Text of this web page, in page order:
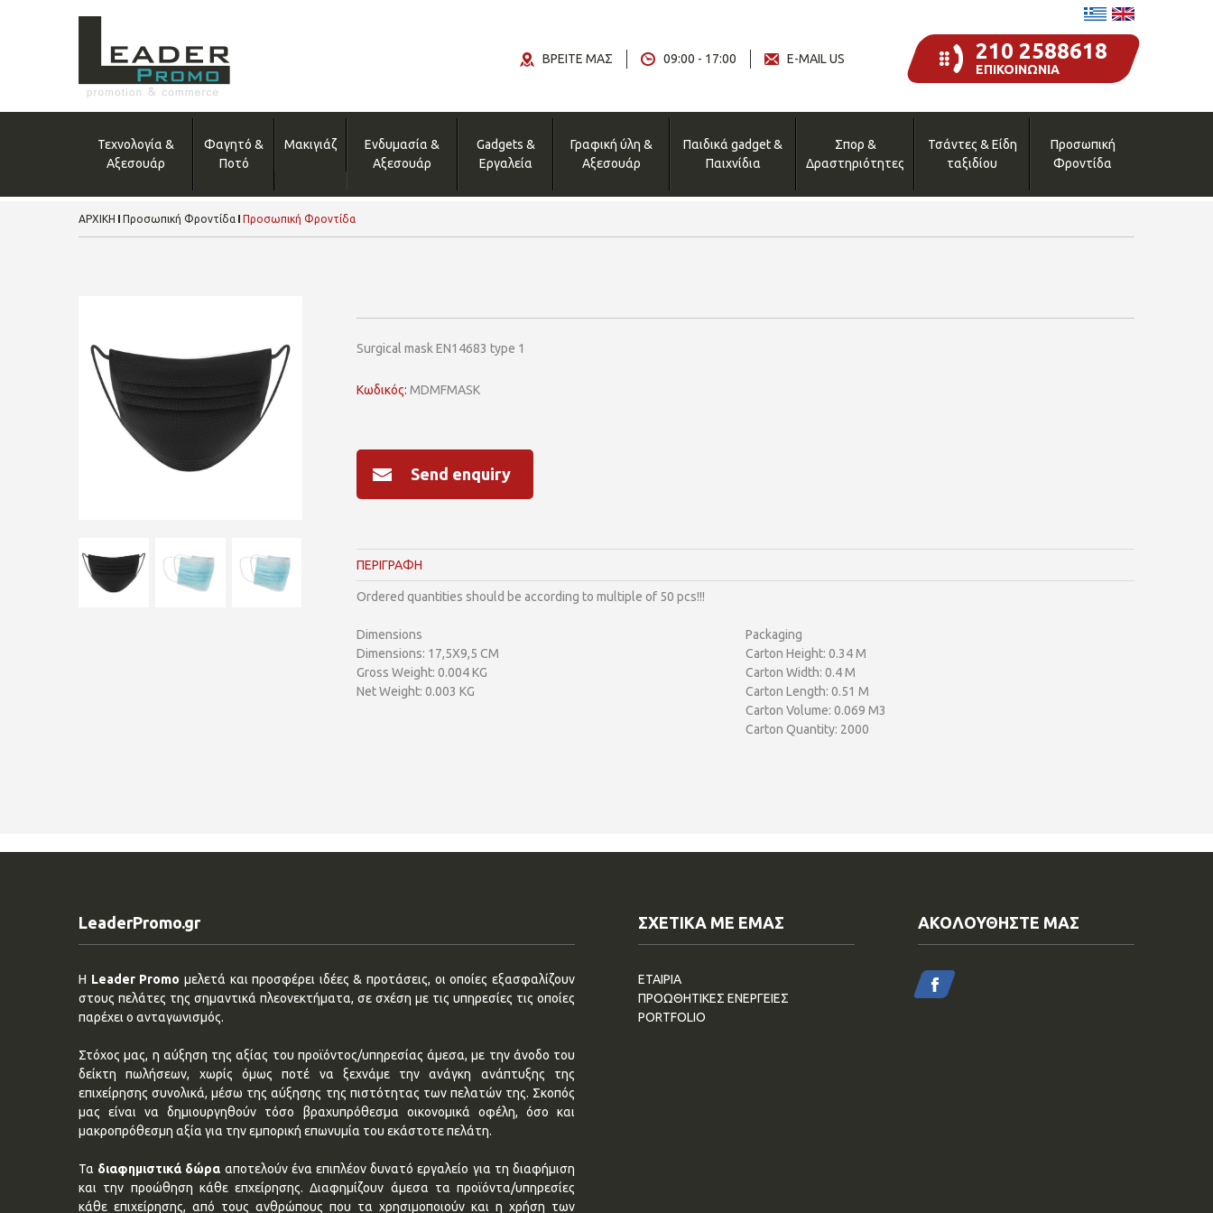
210 2588618
ΕΠΙΚΟΙΝΩΝΙΑ
E-MAIL US
09:00 - 17:00
ΒΡΕΙΤΕ ΜΑΣ
Τεχνολογία &
Αξεσουάρ
Φαγητό &
Ποτό
Μακιγιάζ
Ενδυμασία &
Αξεσουάρ
Gadgets &
Εργαλεία
Γραφική ύλη &
Αξεσουάρ
Παιδικά gadget &
Παιχνίδια
Σπορ &
Δραστηριότητες
Τσάντες & Είδη
ταξιδίου
Προσωπική
Φροντίδα
ΑΡΧΙΚΗ Προσωπική Φροντίδα Προσωπική Φροντίδα
Surgical mask EN14683 type 1
Κωδικός: MDMFMASK
Send enquiry
ΠΕΡΙΓΡΑΦΗ
Ordered quantities should be according to multiple of 50 pcs!!!
Dimensions
Dimensions: 17,5X9,5 CM
Gross Weight: 0.004 KG
Net Weight: 0.003 KG
Packaging
Carton Height: 0.34 M
Carton Width: 0.4 M
Carton Length: 0.51 M
Carton Volume: 0.069 M3
Carton Quantity: 2000
LeaderPromo.gr
Η Leader Promo μελετά και προσφέρει ιδέες & προτάσεις, οι οποίες εξασφαλίζουν
στους πελάτες της σημαντικά πλεονεκτήματα, σε σχέση με τις υπηρεσίες τις οποίες
παρέχει ο ανταγωνισμός.
Στόχος μας, η αύξηση της αξίας του προϊόντος/υπηρεσίας άμεσα, με την άνοδο του
δείκτη πωλήσεων, χωρίς όμως ποτέ να ξεχνάμε την ανάγκη ανάπτυξης της
επιχείρησης συνολικά, μέσω της αύξησης της πιστότητας των πελατών της. Σκοπός
μας είναι να δημιουργηθούν τόσο βραχυπρόθεσμα οικονομικά οφέλη, όσο και
μακροπρόθεσμη αξία για την εμπορική επωνυμία του εκάστοτε πελάτη.
Τα διαφημιστικά δώρα αποτελούν ένα επιπλέον δυνατό εργαλείο για τη διαφήμιση
και την προώθηση κάθε επχείρησης. Διαφημίζουν άμεσα τα προϊόντα/υπηρεσίες
κάθε επιχείρησης, από τους ανθρώπους που τα χρησιμοποιούν και η χρήση των
ΣΧΕΤΙΚΑ ΜΕ ΕΜΑΣ
ΕΤΑΙΡΙΑ
ΠΡΟΩΘΗΤΙΚΕΣ ΕΝΕΡΓΕΙΕΣ
PORTFOLIO
ΑΚΟΛΟΥΘΗΣΤΕ ΜΑΣ